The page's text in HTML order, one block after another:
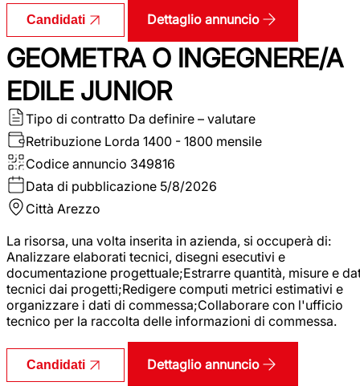
Candidati Dettaglio annuncio
GEOMETRA O INGEGNERE/A
EDILE JUNIOR
Tipo di contratto Da definire – valutare
Retribuzione Lorda 1400 - 1800 mensile
Codice annuncio 349816
Data di pubblicazione 5/8/2026
Città Arezzo
La risorsa, una volta inserita in azienda, si occuperà di:
Analizzare elaborati tecnici, disegni esecutivi e
documentazione progettuale;Estrarre quantità, misure e
tecnici dai progetti;Redigere computi metrici estimativi e
organizzare i dati di commessa;Collaborare con l'ufficio
tecnico per la raccolta delle informazioni di commessa.
Candidati Dettaglio annuncio